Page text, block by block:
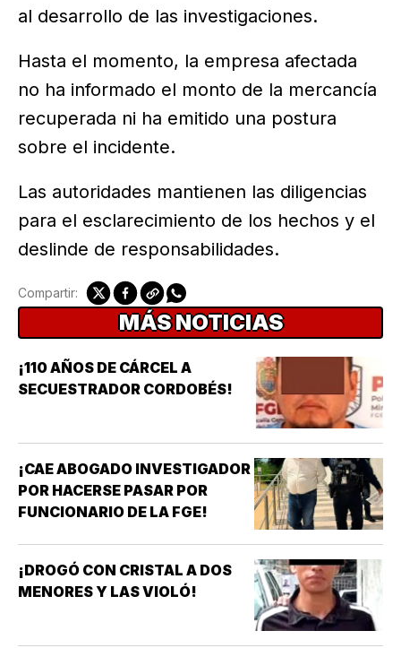
al desarrollo de las investigaciones.
Hasta el momento, la empresa afectada
no ha informado el monto de la mercancía
recuperada ni ha emitido una postura
sobre el incidente.
Las autoridades mantienen las diligencias
para el esclarecimiento de los hechos y el
deslinde de responsabilidades.
Compartir:
MÁS NOTICIAS
¡110 AÑOS DE CÁRCEL A
SECUESTRADOR CORDOBÉS!
¡CAE ABOGADO INVESTIGADOR
POR HACERSE PASAR POR
FUNCIONARIO DE LA FGE!
¡DROGÓ CON CRISTAL A DOS
MENORES Y LAS VIOLÓ!